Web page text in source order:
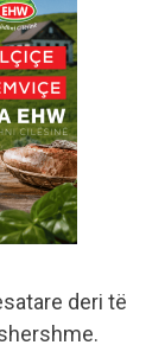
deri të